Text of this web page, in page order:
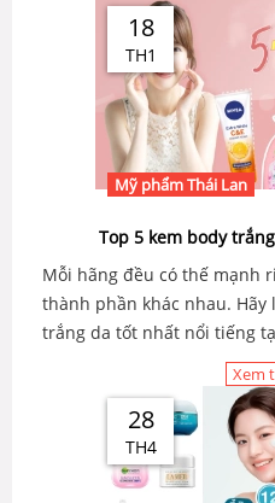
18
TH1
Mỹ phẩm Thái Lan
Top 5 kem body
Mỗi hãng đều có thế mạnh
thành phần khác nhau.
trắng da tốt nhất nổi tiếng
Xem
28
TH4